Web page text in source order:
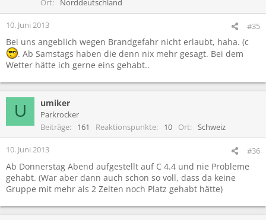
Ort Norddeutschland
10. Juni 2013 #35
Bei uns angeblich wegen Brandgefahr nicht erlaubt, haha. (c
. Ab Samstags haben die denn nix mehr gesagt. Bei dem
Wetter hätte ich gerne eins gehabt..
U umiker
Parkrocker
Beiträge
161 Reaktionspunkte 10 Ort Schweiz
10. Juni 2013 #36
Ab Donnerstag Abend aufgestellt auf C 4.4 und nie Probleme
gehabt. (War aber dann auch schon so voll, dass da keine
Gruppe mit mehr als 2 Zelten noch Platz gehabt hätte)